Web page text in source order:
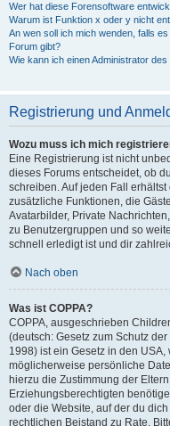
Wer hat diese Forensoftware
Warum ist Funktion x oder y nicht
An wen soll ich mich wenden, falls
Forum gibt?
Wie kann ich einen Administrator
Registrierung und
Wozu muss ich mich
Eine Registrierung ist nicht
dieses Forums entscheidet, ob
schreiben. Auf jeden Fall
zusätzliche Funktionen, die
Avatarbilder, Private
zu Benutzergruppen und so
schnell erledigt ist und dir
Nach oben
Was ist COPPA?
COPPA, ausgeschrieben
(deutsch: Gesetz zum Schutz
1998) ist ein Gesetz in den
möglicherweise persönliche
hierzu die Zustimmung der
Erziehungsberechtigten
oder die Website, auf der du
rechtlichen Beistand zu Rate.